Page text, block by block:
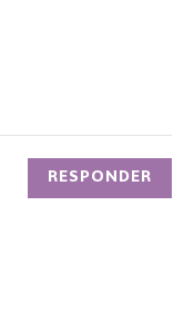
RESPONDER